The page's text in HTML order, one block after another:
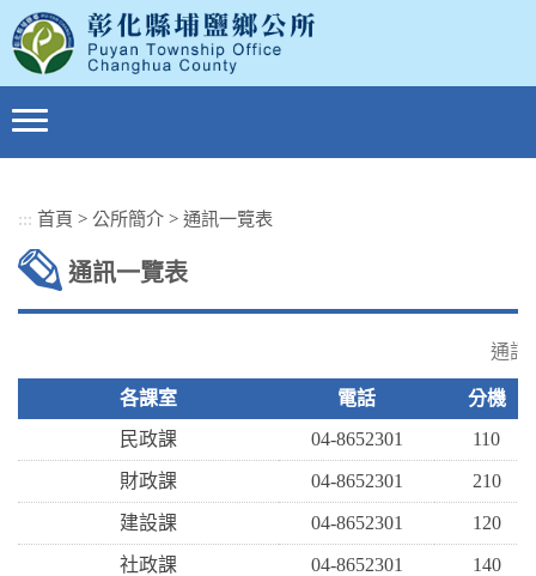
到
主
要
內
::: 首頁 > 公所簡介 > 通訊一覽表
通訊一覽表
通訊
各課室 電話
分機
民政課
04-8652301 110
財政課 04-8652301 210
建設課 04-8652301 120
社政課 04-8652301 140